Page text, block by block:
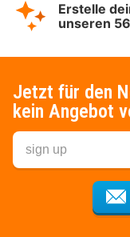
Erstelle
unseren
Jetzt für den
kein Angebot